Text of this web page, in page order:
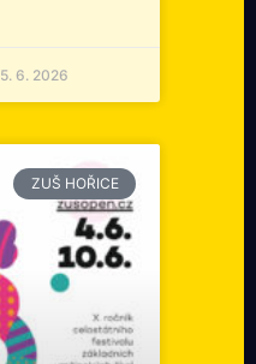
5. 6. 2026
ZUŠ HOŘICE